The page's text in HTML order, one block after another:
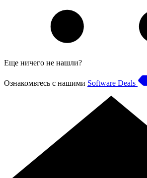
Еще ничего не нашли?
Ознакомьтесь с нашими Software Deals